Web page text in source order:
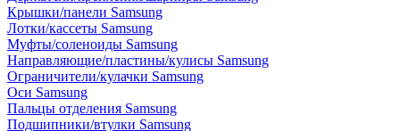
Крышки/панели Samsung
Лотки/кассеты Samsung
Муфты/соленоиды Samsung
Направляющие/пластины/кулисы Samsung
Ограничители/кулачки Samsung
Оси Samsung
Пальцы отделения Samsung
Подшипники/втулки Samsung